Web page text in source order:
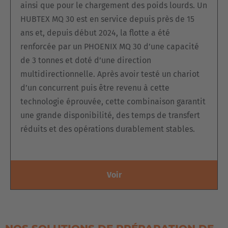
comme le
positionnement automatique du véhicule
l'allée avec centragedevant la charge ou la possibilité
attacher les marchandisesà l'appareil.
ainsi que pour le chargement des poids lourds. Un
HUBTEX MQ 30 est en service depuis près de 15
ans et, depuis début 2024, la flotte a été
renforcée par un PHOENIX MQ 30 d’une capacité
de 3 tonnes et doté d’une direction
multidirectionnelle. Après avoir testé un chariot
d’un concurrent puis être revenu à cette
technologie éprouvée, cette combinaison garantit
une grande disponibilité, des temps de transfert
réduits et des opérations durablement stables.
Voir